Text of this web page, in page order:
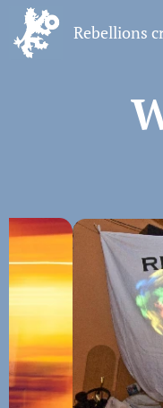
Rebellions